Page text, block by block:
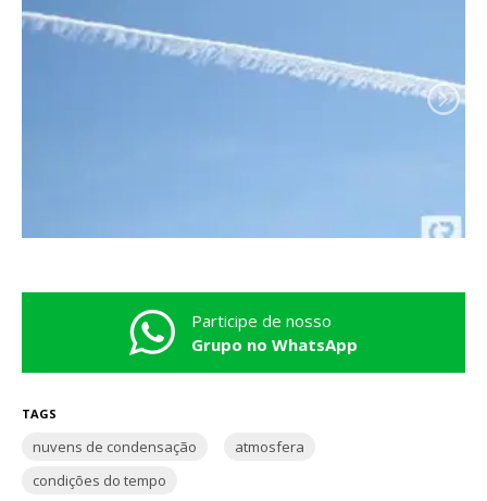
Participe de nosso
Grupo no WhatsApp
TAGS
nuvens de condensação
atmosfera
condições do tempo